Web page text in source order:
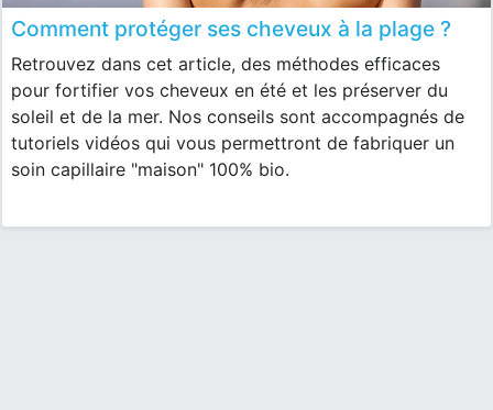
Comment protéger ses cheveux à la plage ?
Retrouvez dans cet article, des méthodes efficaces
pour fortifier vos cheveux en été et les préserver du
soleil et de la mer. Nos conseils sont accompagnés de
tutoriels vidéos qui vous permettront de fabriquer un
soin capillaire "maison" 100% bio.